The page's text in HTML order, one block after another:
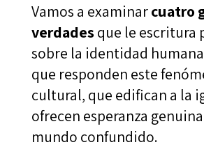
Vamos a examinarcuatro
verdades que le escritura
sobre la identidad
que responden este
cultural, que edifican a la
ofrecen esperanza
mundo confundido.